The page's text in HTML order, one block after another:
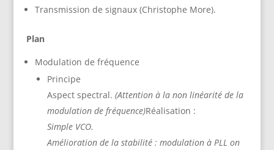
Transmission de signaux (Christophe More).
Plan
Modulation de fréquence
Principe
Aspect spectral. (Attention à la non linéarité de la
modulation de fréquence)Réalisation :
Simple VCO.
Amélioration de la stabilité : modulation à PLL on